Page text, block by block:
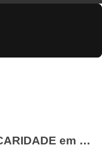
O Santo que transformou a CARIDADE em MILAGRE